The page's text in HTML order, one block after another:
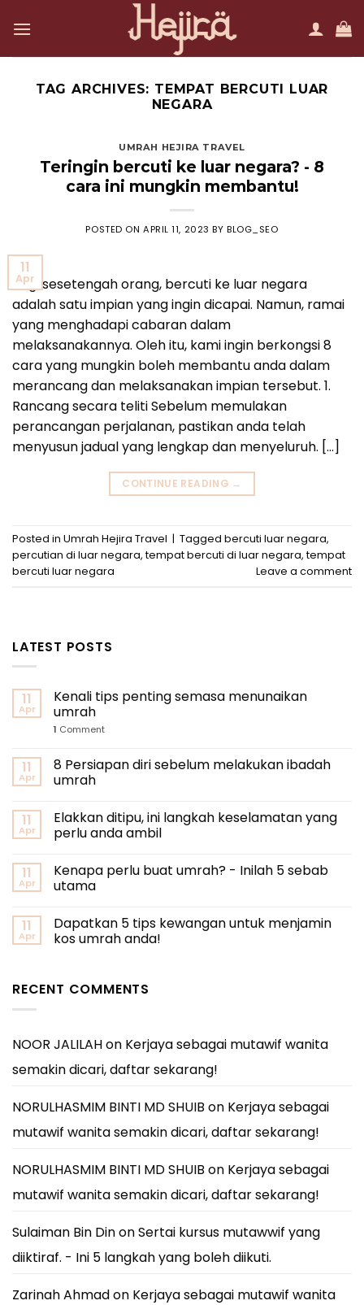
TAG ARCHIVES: TEMPAT BERCUTI LUAR
NEGARA
UMRAH HEJIRA TRAVEL
Teringin bercuti ke luar negara? - 8
cara ini mungkin membantu!
POSTED ONAPRIL 11, 2023 BYBLOG_SEO
11
Apr
Bagi sesetengah orang, bercuti ke luar negara
adalah satu impian yang ingin dicapai. Namun, ramai
yang menghadapi cabaran dalam
melaksanakannya. Oleh itu, kami ingin berkongsi 8
cara yang mungkin boleh membantu anda dalam
merancang dan melaksanakan impian tersebut. 1.
Rancang secara teliti Sebelum memulakan
perancangan perjalanan, pastikan anda telah
menyusun jadual yang lengkap dan menyeluruh. […]
CONTINUE READING →
Posted in Umrah Hejira Travel | Tagged bercuti luar negara,
percutian di luar negara,tempat bercuti di luar negara,tempat
bercuti luar negara
Leave a comment
LATEST POSTS
11
Apr
Kenali tips penting semasa menunaikan
umrah
1 Comment
11
Apr
8 Persiapan diri sebelum melakukan ibadah
umrah
11
Apr
Elakkan ditipu, ini langkah keselamatan yang
perlu anda ambil
11
Apr
Kenapa perlu buat umrah? - Inilah 5 sebab
utama
11
Apr
Dapatkan 5 tips kewangan untuk menjamin
kos umrah anda!
RECENT COMMENTS
NOOR JALILAHon Kerjaya sebagai mutawif wanita
semakin dicari, daftar sekarang!
NORULHASMIM BINTI MD SHUIB on Kerjaya sebagai
mutawif wanita semakin dicari, daftar sekarang!
NORULHASMIM BINTI MD SHUIB on Kerjaya sebagai
mutawif wanita semakin dicari, daftar sekarang!
Sulaiman Bin DinonSertai kursus mutawwif yang
diiktiraf. - Ini 5 langkah yang boleh diikuti.
Zarinah Ahmadon Kerjaya sebagai mutawif wanita